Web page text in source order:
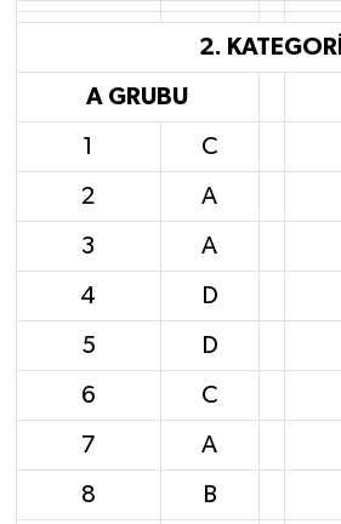
2. KATEGORİ
A GRUBU
1 C
2 A
3 A
4 D
5 D
6 C
7 A
8 B